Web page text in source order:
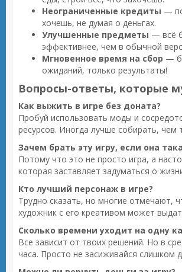
Неограниченные кредиты —
хочешь, не думая о деньгах.
Улучшенные предметы — всё
эффективнее, чем в обычной
Мгновенное время на сбор —
ожиданий, только результаты!
Вопросы-ответы, которые
Как выжить в игре без доната?
Пробуй использовать моды и
ресурсов. Иногда лучше собирать, чем
Зачем брать эту игру, если она
Потому что это не просто игра, а
которая заставляет задуматься о
Кто лучший персонаж в игре?
Трудно сказать, но многие отмечают,
художник с его креативом может
Сколько времени уходит на одну
Все зависит от твоих решений. Но в
часа. Просто не засиживайся слишком